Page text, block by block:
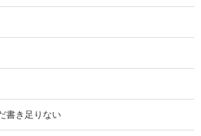
書き足りない